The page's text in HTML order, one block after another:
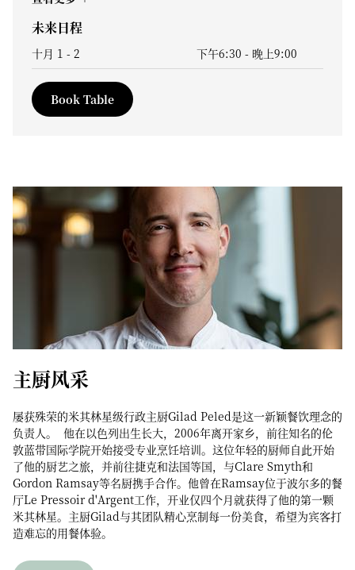
未来日程
十月 1 - 2 下午6:30 - 晚上9:00
Book Table
主厨风采
屡获殊荣的米其林星级行政主厨Gilad Peled是这一新颖餐饮理念的
负责人。 他在以色列出生长大，2006年离开家乡，前往知名的伦
敦蓝带国际学院开始接受专业烹饪培训。这位年轻的厨师自此开始
了他的厨艺之旅，并前往捷克和法国等国，与Clare Smyth和
Gordon Ramsay等名厨携手合作。他曾在Ramsay位于波尔多的餐
厅Le Pressoir d'Argent工作，开业仅四个月就获得了他的第一颗
米其林星。主厨Gilad与其团队精心烹制每一份美食，希望为宾客打
造难忘的用餐体验。